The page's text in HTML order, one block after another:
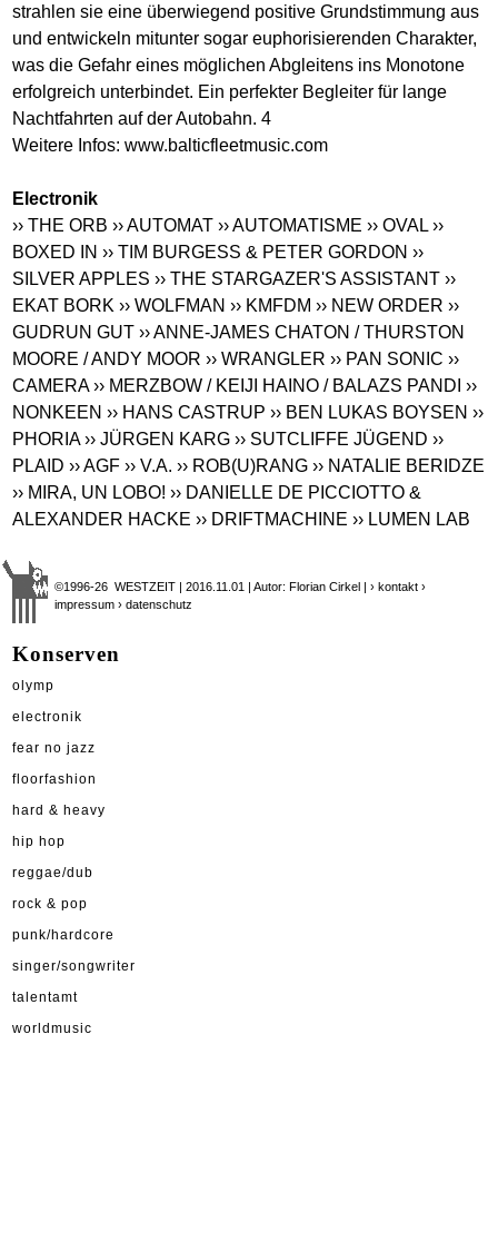
strahlen sie eine überwiegend positive Grundstimmung aus
und entwickeln mitunter sogar euphorisierenden Charakter,
was die Gefahr eines möglichen Abgleitens ins Monotone
erfolgreich unterbindet. Ein perfekter Begleiter für lange
Nachtfahrten auf der Autobahn. 4
Weitere Infos:www.balticfleetmusic.com
Electronik
›› THE ORB ›› AUTOMAT ›› AUTOMATISME ›› OVAL ››
BOXED IN ›› TIM BURGESS & PETER GORDON ››
SILVER APPLES ›› THE STARGAZER'S ASSISTANT ››
EKAT BORK ›› WOLFMAN ›› KMFDM ›› NEW ORDER ››
GUDRUN GUT ›› ANNE-JAMES CHATON / THURSTON
MOORE / ANDY MOOR ›› WRANGLER ›› PAN SONIC ››
CAMERA ›› MERZBOW / KEIJI HAINO / BALAZS PANDI ››
NONKEEN ›› HANS CASTRUP ›› BEN LUKAS BOYSEN ››
PHORIA ›› JÜRGEN KARG ›› SUTCLIFFE JÜGEND ››
PLAID ›› AGF ›› V.A. ›› ROB(U)RANG ›› NATALIE BERIDZE
›› MIRA, UN LOBO! ›› DANIELLE DE PICCIOTTO &
ALEXANDER HACKE ›› DRIFTMACHINE ›› LUMEN LAB
©1996-26 WESTZEIT | 2016.11.01 | Autor: Florian Cirkel |› kontakt ›
impressum › datenschutz
Konserven
olymp
electronik
fear no jazz
floorfashion
hard & heavy
hip hop
reggae/dub
rock & pop
punk/hardcore
singer/songwriter
talentamt
worldmusic